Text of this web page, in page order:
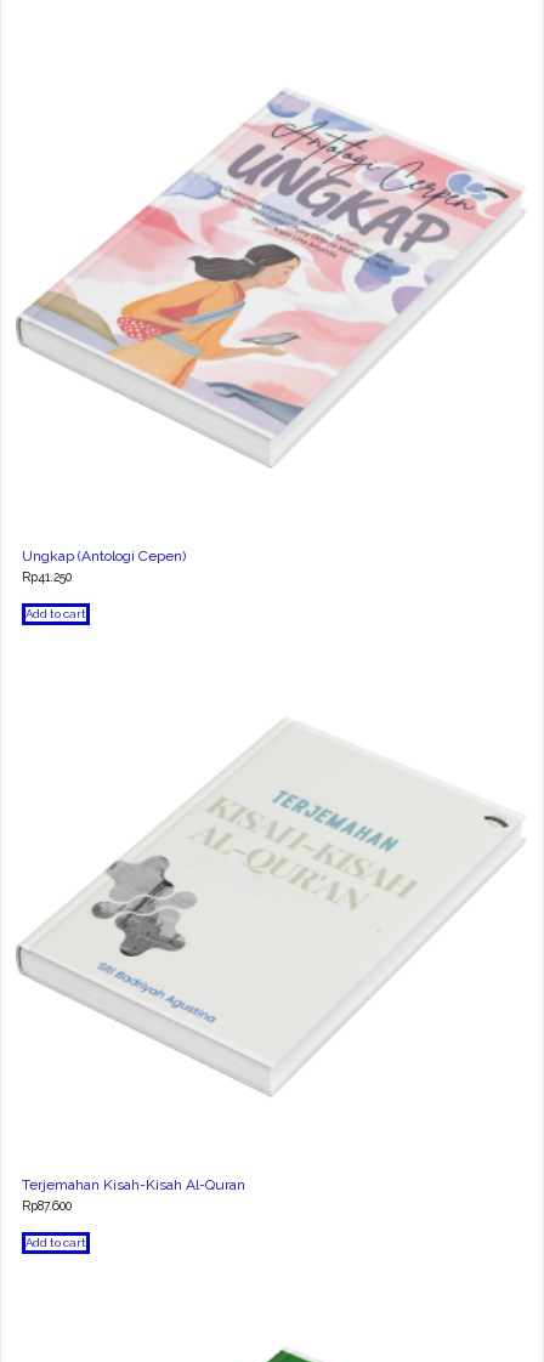
Ungkap (Antologi Cepen)
Rp41.250
Add to cart
Terjemahan Kisah-Kisah Al-Quran
Rp87.600
Add to cart